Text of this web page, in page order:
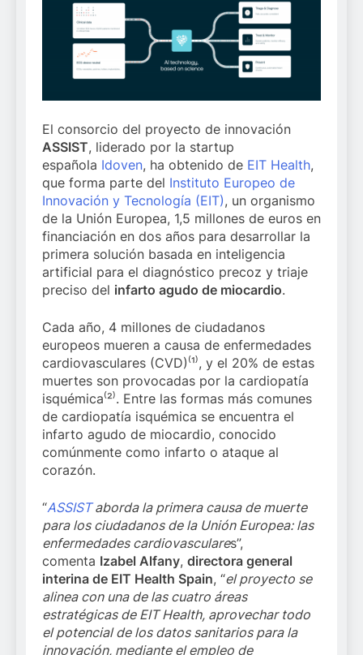
El consorcio del proyecto de innovación
ASSIST, liderado por la startup
española Idoven, ha obtenido de EIT Health,
que forma parte del Instituto Europeo de
Innovación y Tecnología (EIT), un organismo
de la Unión Europea, 1,5 millones de euros en
financiación en dos años para desarrollar la
primera solución basada en inteligencia
artificial para el diagnóstico precoz y triaje
preciso del infarto agudo de miocardio.
Cada año, 4 millones de ciudadanos
europeos mueren a causa de enfermedades
cardiovasculares (CVD)⁽¹⁾, y el 20% de estas
muertes son provocadas por la cardiopatía
isquémica⁽²⁾. Entre las formas más comunes
de cardiopatía isquémica se encuentra el
infarto agudo de miocardio, conocido
comúnmente como infarto o ataque al
corazón.
“ASSISTaborda la primera causa de muerte
para los ciudadanos de la Unión Europea: las
enfermedades cardiovasculares”,
comenta Izabel Alfany, directora general
interina de EIT Health Spain, “el proyecto se
alinea con una de las cuatro áreas
estratégicas de EIT Health, aprovechar todo
el potencial de los datos sanitarios para la
innovación, mediante el empleo de